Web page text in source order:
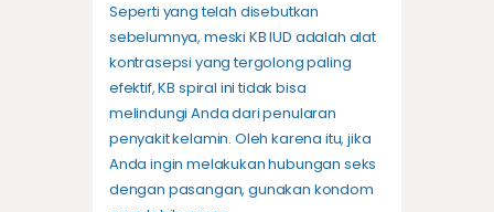
Seperti yang telah disebutkan
sebelumnya, meski KB IUD adalah alat
kontrasepsi yang tergolong paling
efektif, KB spiral ini tidak bisa
melindungi Anda dari penularan
penyakit kelamin. Oleh karena itu, jika
Anda ingin melakukan hubungan seks
dengan pasangan, gunakan kondom